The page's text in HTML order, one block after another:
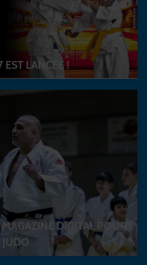
LANCÉE !
DIGITAL POUR
JUDO